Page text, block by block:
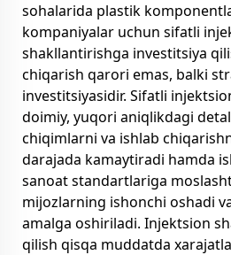
sohalarida plastik
kompaniyalar uchun sifatli
shakllantirishga investitsiya
chiqarish qarori emas, balki
investitsiyasidir. Sifatli
doimiy, yuqori aniqlikdagi
chiqimlarni va ishlab
darajada kamaytiradi hamda
sanoat standartlariga
mijozlarning ishonchi oshadi
amalga oshiriladi. Injektsion
qilish qisqa muddatda